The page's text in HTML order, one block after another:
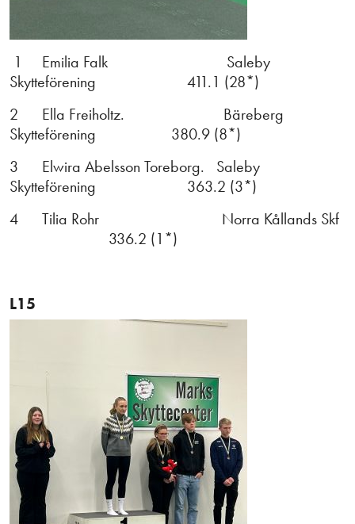
1 Emilia Falk Saleby
Skytteförening 411.1 (28*)
2 Ella Freiholtz. Bäreberg
Skytteförening 380.9 (8*)
3 Elwira Abelsson Toreborg. Saleby
Skytteförening 363.2 (3*)
4 Tilia Rohr Norra Kållands Skf
336.2 (1*)
L15